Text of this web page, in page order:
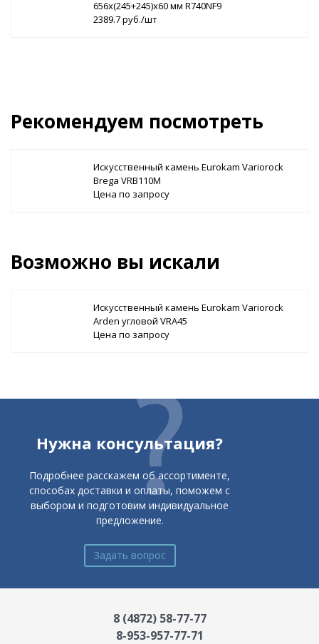
656х(245+245)х60 мм R740NF9
2389.7 руб./шт
Рекомендуем посмотреть
Искусственный камень Eurokam Variorock
Brega VRB110М
Цена по запросу
Возможно вы искали
Искусственный камень Eurokam Variorock
Arden угловой VRA45
Цена по запросу
Нужна консультация?
Подробнее расскажем об ассортименте,
способах доставки и оплаты, поможем с
выбором и подготовим индивидуальное
предложение.
Задать вопрос
8 (4872) 58-77-77
8-953-957-77-71